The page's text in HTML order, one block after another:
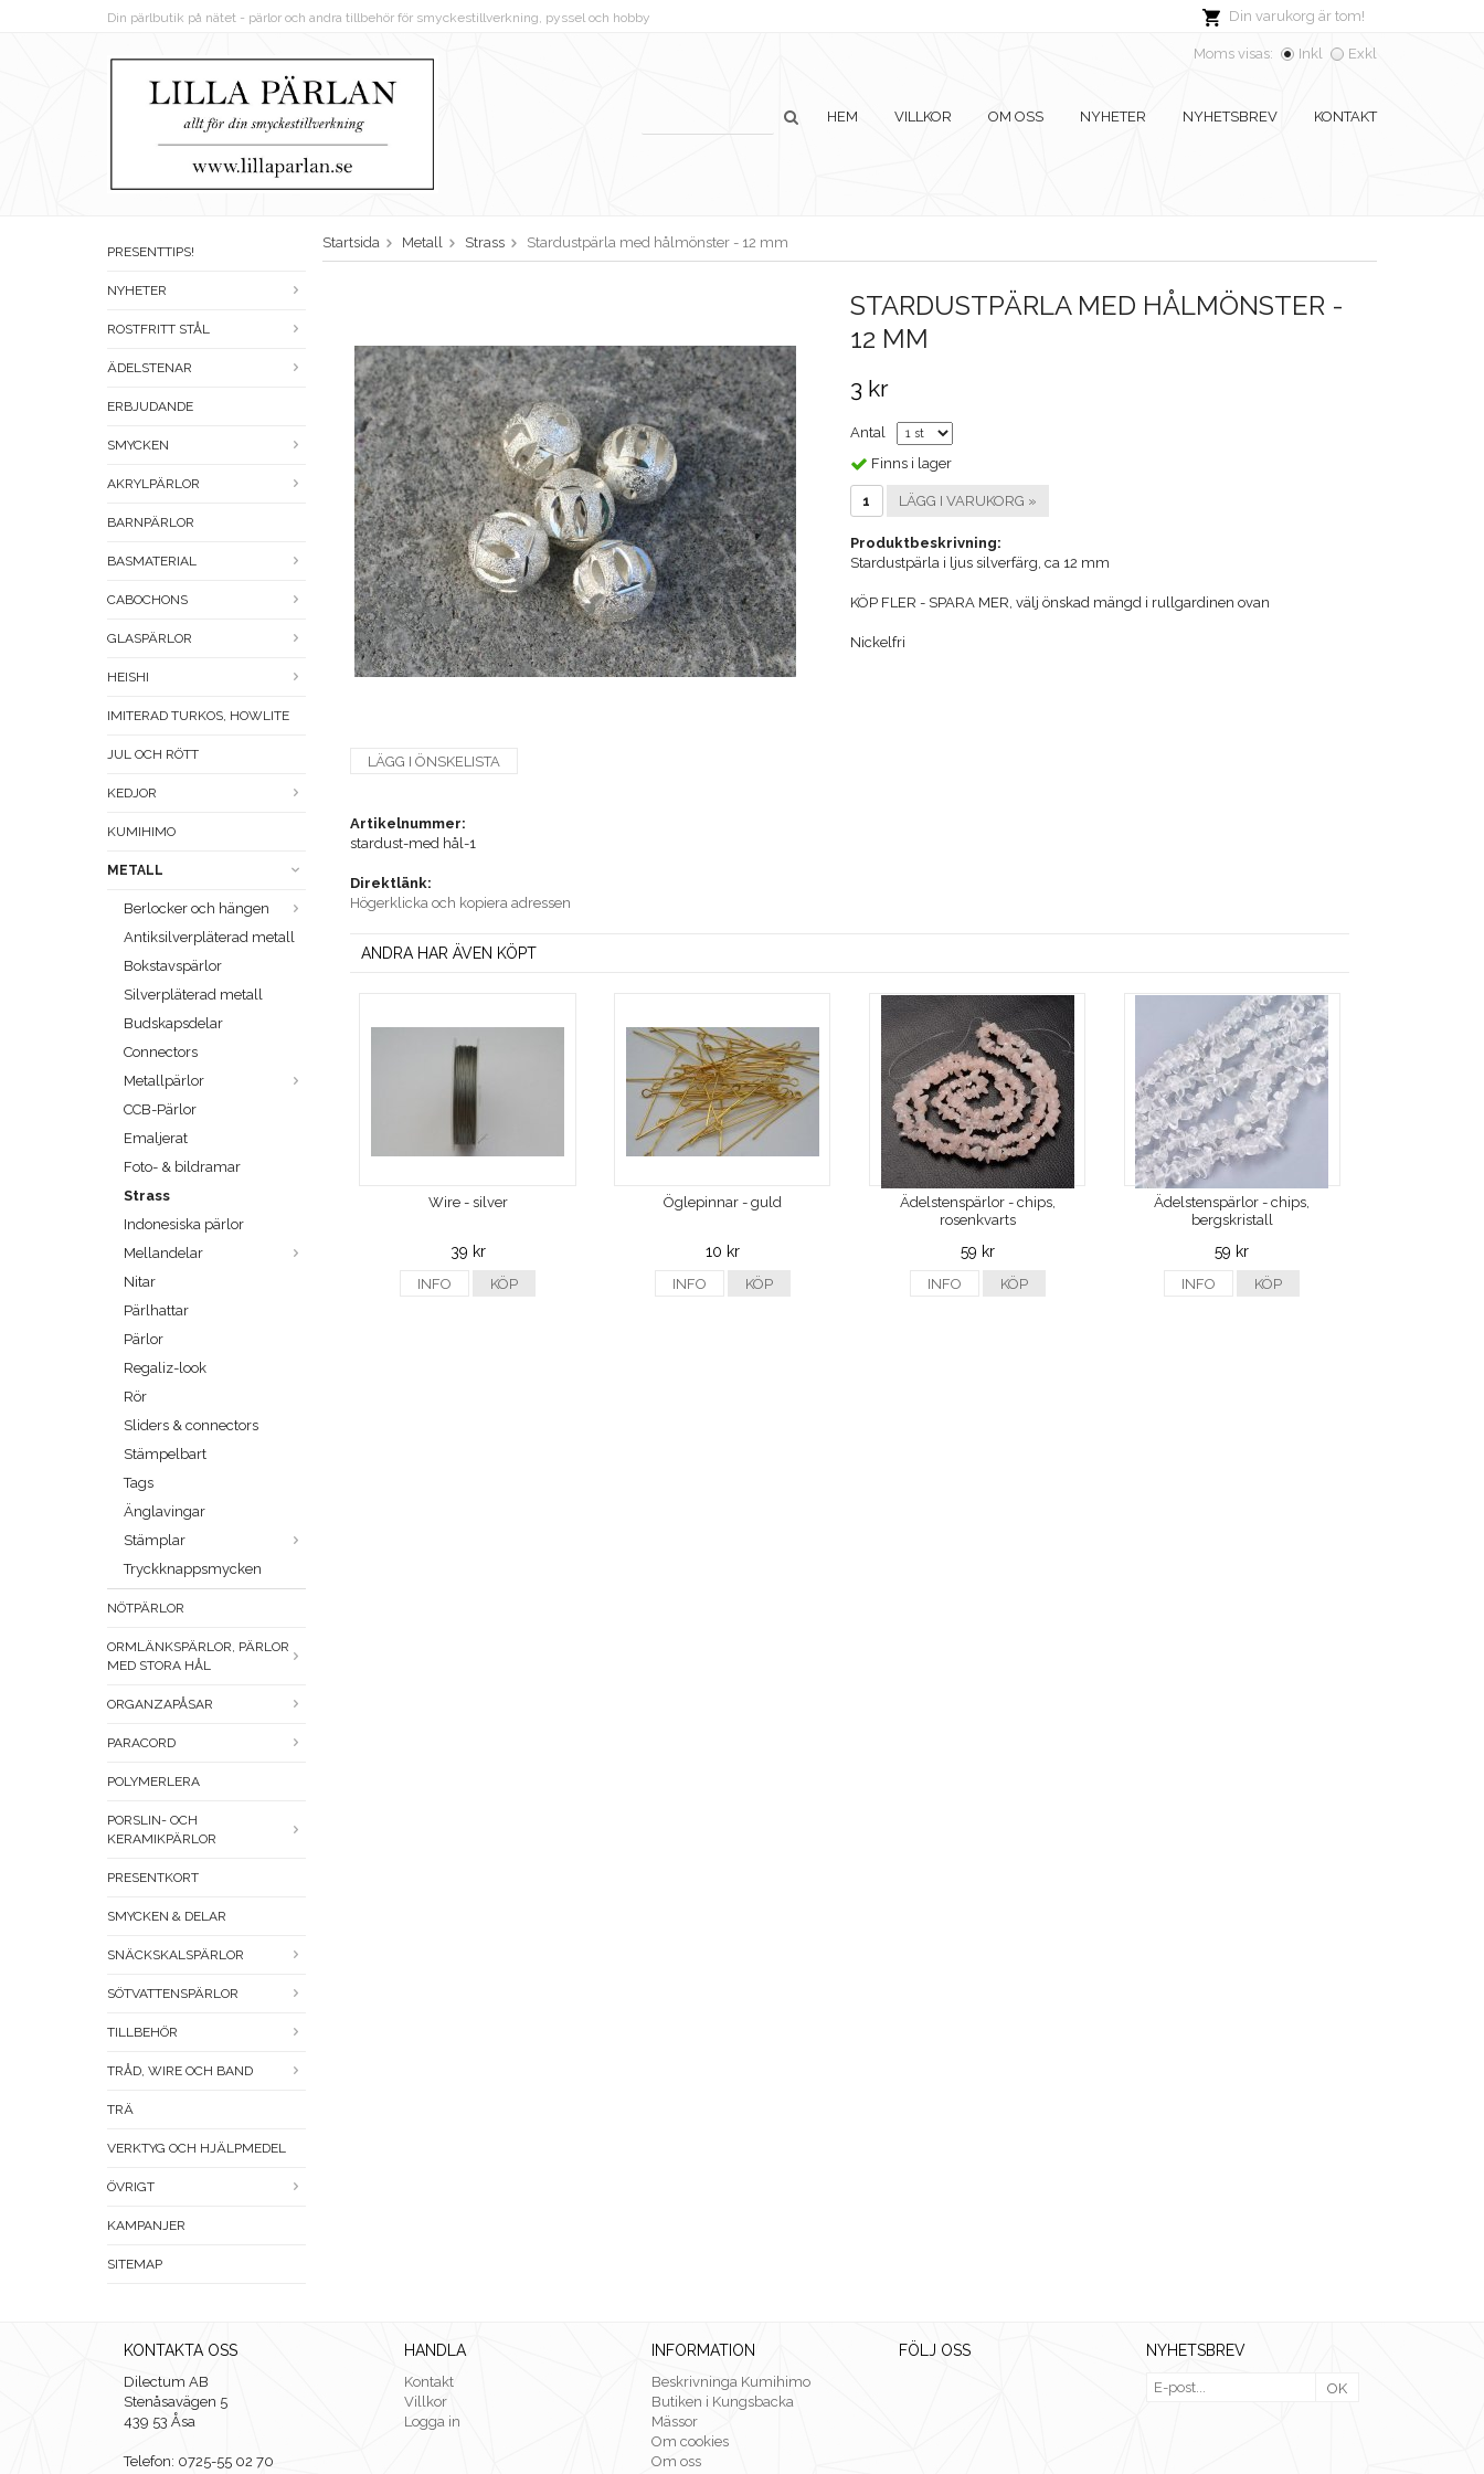
Din varukorg är tom!
Din pärlbutik på nätet - pärlor och andra tillbehör för smyckestillverkning, pyssel och hobby
Moms visas: Inkl Exkl
HEM VILLKOR OM OSS NYHETER NYHETSBREV KONTAKT
PRESENTTIPS!
NYHETER
ROSTFRITT STÅL
ÄDELSTENAR
ERBJUDANDE
SMYCKEN
AKRYLPÄRLOR
BARNPÄRLOR
BASMATERIAL
CABOCHONS
GLASPÄRLOR
HEISHI
IMITERAD TURKOS, HOWLITE
JUL OCH RÖTT
KEDJOR
KUMIHIMO
METALL
Berlocker och hängen
Antiksilverpläterad metall
Bokstavspärlor
Silverpläterad metall
Budskapsdelar
Connectors
Metallpärlor
CCB-Pärlor
Emaljerat
Foto- & bildramar
Strass
Indonesiska pärlor
Mellandelar
Nitar
Pärlhattar
Pärlor
Regaliz-look
Rör
Sliders & connectors
Stämpelbart
Tags
Änglavingar
Stämplar
Tryckknappsmycken
NÖTPÄRLOR
ORMLÄNKSPÄRLOR, PÄRLOR
MED STORA HÅL
ORGANZAPÅSAR
PARACORD
POLYMERLERA
PORSLIN- OCH
KERAMIKPÄRLOR
PRESENTKORT
SMYCKEN & DELAR
SNÄCKSKALSPÄRLOR
SÖTVATTENSPÄRLOR
TILLBEHÖR
TRÅD, WIRE OCH BAND
TRÄ
VERKTYG OCH HJÄLPMEDEL
ÖVRIGT
KAMPANJER
SITEMAP
Startsida Metall Strass Stardustpärla med hålmönster - 12 mm
STARDUSTPÄRLA MED HÅLMÖNSTER -
12 MM
3 kr
Antal
Finns i lager
LÄGG I VARUKORG »
Produktbeskrivning:
Stardustpärla i ljus silverfärg, ca 12 mm
KÖP FLER - SPARA MER, välj önskad mängd i rullgardinen ovan
Nickelfri
LÄGG I ÖNSKELISTA
Artikelnummer:
stardust-med hål-1
Direktlänk:
Högerklicka och kopiera adressen
ANDRA HAR ÄVEN KÖPT
Wire - silver
39 kr
INFO KÖP
Öglepinnar - guld
10 kr
INFO KÖP
Ädelstenspärlor - chips,
rosenkvarts
59 kr
INFO KÖP
Ädelstenspärlor - chips,
bergskristall
59 kr
INFO KÖP
KONTAKTA OSS
Dilectum AB
Stenåsavägen 5
439 53 Åsa
Telefon: 0725-55 02 70
HANDLA
Kontakt
Villkor
Logga in
INFORMATION
Beskrivninga Kumihimo
Butiken i Kungsbacka
Mässor
Om cookies
Om oss
FÖLJ OSS NYHETSBREV
OK